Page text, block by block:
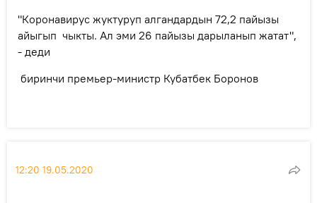
"Коронавирус жуктуруп алгандардын 72,2 пайызы
айыгып чыкты. Ал эми 26 пайызы дарыланып жатат",
- деди
биринчи премьер-министр Кубатбек Боронов
12:20 19.05.2020